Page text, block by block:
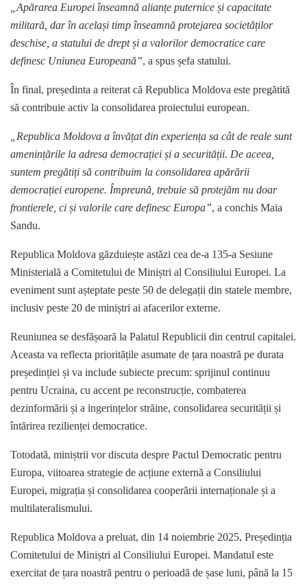
„Apărarea Europei înseamnă alianțe puternice și capacitate
militară, dar în același timp înseamnă protejarea societăților
deschise, a statului de drept și a valorilor democratice care
definesc Uniunea Europeană”, a spus șefa statului.
În final, președinta a reiterat că Republica Moldova este pregătită
să contribuie activ la consolidarea proiectului european.
„Republica Moldova a învățat din experiența sa cât de reale sunt
amenințările la adresa democrației și a securității. De aceea,
suntem pregătiți să contribuim la consolidarea apărării
democrației europene. Împreună, trebuie să protejăm nu doar
frontierele, ci și valorile care definesc Europa”, a conchis Maia
Sandu.
Republica Moldova găzduiește astăzi cea de-a 135-a Sesiune
Ministerială a Comitetului de Miniștri al Consiliului Europei. La
eveniment sunt așteptate peste 50 de delegații din statele membre,
inclusiv peste 20 de miniștri ai afacerilor externe.
Reuniunea se desfășoară la Palatul Republicii din centrul capitalei.
Aceasta va reflecta prioritățile asumate de țara noastră pe durata
președinției și va include subiecte precum: sprijinul continuu
pentru Ucraina, cu accent pe reconstrucție, combaterea
dezinformării și a ingerințelor străine, consolidarea securității și
întărirea rezilienței democratice.
Totodată, miniștrii vor discuta despre Pactul Democratic pentru
Europa, viitoarea strategie de acțiune externă a Consiliului
Europei, migrația și consolidarea cooperării internaționale și a
multilateralismului.
Republica Moldova a preluat, din 14 noiembrie 2025, Președinția
Comitetului de Miniștri al Consiliului Europei. Mandatul este
exercitat de țara noastră pentru o perioadă de șase luni, până la 15